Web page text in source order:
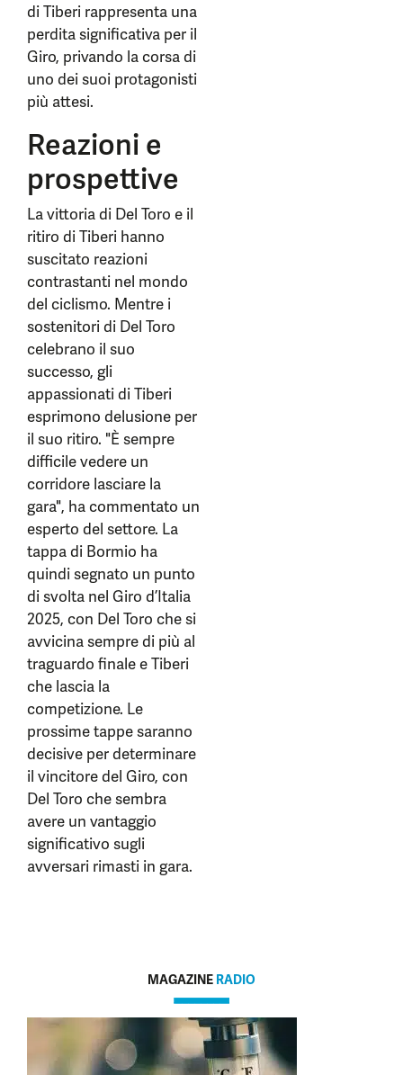
di Tiberi rappresenta una
perdita significativa per il
Giro, privando la corsa di
uno dei suoi protagonisti
più attesi.
Reazioni e
prospettive
La vittoria di Del Toro e il
ritiro di Tiberi hanno
suscitato reazioni
contrastanti nel mondo
del ciclismo. Mentre i
sostenitori di Del Toro
celebrano il suo
successo, gli
appassionati di Tiberi
esprimono delusione per
il suo ritiro. "È sempre
difficile vedere un
corridore lasciare la
gara", ha commentato un
esperto del settore. La
tappa di Bormio ha
quindi segnato un punto
di svolta nel Giro d’Italia
2025, con Del Toro che si
avvicina sempre di più al
traguardo finale e Tiberi
che lascia la
competizione. Le
prossime tappe saranno
decisive per determinare
il vincitore del Giro, con
Del Toro che sembra
avere un vantaggio
significativo sugli
avversari rimasti in gara.
MAGAZINE RADIO